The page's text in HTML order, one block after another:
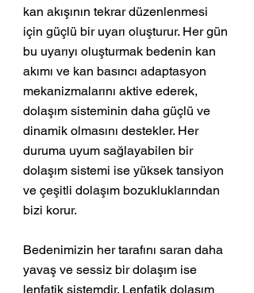
kan akışının tekrar düzenlenmesi
için güçlü bir uyarı oluşturur. Her gün
bu uyarıyı oluşturmak bedenin kan
akımı ve kan basıncı adaptasyon
mekanizmalarını aktive ederek,
dolaşım sisteminin daha güçlü ve
dinamik olmasını destekler. Her
duruma uyum sağlayabilen bir
dolaşım sistemi ise yüksek tansiyon
ve çeşitli dolaşım bozukluklarından
bizi korur.
Bedenimizin her tarafını saran daha
yavaş ve sessiz bir dolaşım ise
lenfatik sistemdir. Lenfatik dolaşım